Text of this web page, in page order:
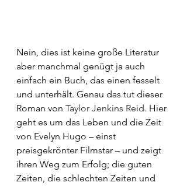
Nein, dies ist keine große Literatur
aber manchmal genügt ja auch
einfach ein Buch, das einen fesselt
und unterhält. Genau das tut dieser
Roman von Taylor Jenkins Reid. Hier
geht es um das Leben und die Zeit
von Evelyn Hugo – einst
preisgekrönter Filmstar – und zeigt
ihren Weg zum Erfolg; die guten
Zeiten, die schlechten Zeiten und